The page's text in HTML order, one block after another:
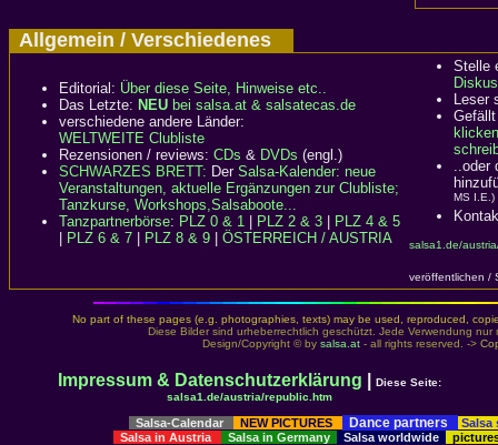
Allgemein / Verschiedenes
Editorial: Über diese Seite, Hinweise etc..
Das Letzte: NEU bei salsa.at & salsatecas.de
verschiedene andere Länder:
WELTWEITE Clubliste
Rezensionen / reviews: CDs & DVDs (engl.)
SCHWARZES BRETT: Der Salsa-Kalender: neue
Veranstaltungen, aktuelle Ergänzungen zur Clubliste;
Tanzkurse, Workshops,Salsaboote...
Tanzpartnerbörse: PLZ 0 & 1 PLZ 2 & 3
PLZ 4 & 5
PLZ 6 & 7 PLZ 8 & 9 ÖSTERREICH / AUSTRIA
Stelle
Leser
klicken
..oder
MS I.E.)
salsa1.de/
veröffentlichen /
No part of these pages (e.g. photographies, texts) may be used, reproduced,
Diese Bilder sind urheberrechtlich geschützt. Jede Verwendung
Design/Copyright © by salsa.at - all rights reserved. ->
Impressum & Datenschutzerklärung
Diese Seite:
salsa1.de/austria/republic.htm
Salsa-Calendar NEW PICTURES Dance partners
Salsa
Salsa in Austria
Salsa in Germany Salsa worldwide